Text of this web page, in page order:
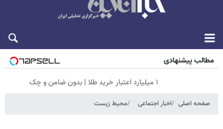
مطالب پیشنهادی
۱ میلیارد اعتبار خرید طلا | بدون ضامن و چک
صفحه اصلی اخبار اجتماعی محیط زیست